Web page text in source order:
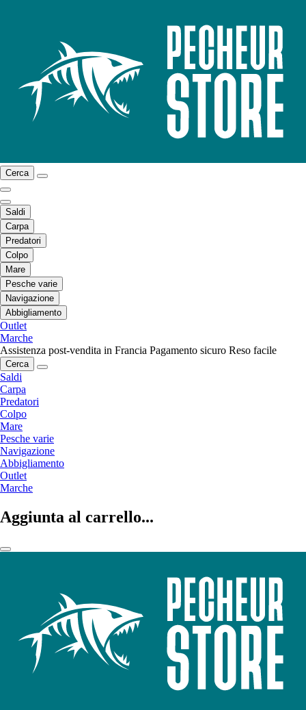
Cerca
Saldi
Carpa
Predatori
Colpo
Mare
Pesche varie
Navigazione
Abbigliamento
Outlet
Marche
Assistenza post-vendita in Francia Pagamento sicuro Reso facile
Cerca
Saldi
Carpa
Predatori
Colpo
Mare
Pesche varie
Navigazione
Abbigliamento
Outlet
Marche
Aggiunta al carrello...